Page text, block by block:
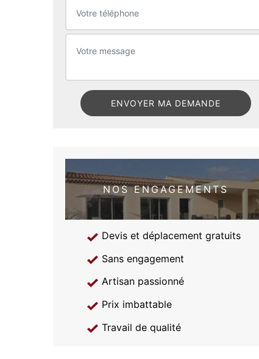
NOS ENGAGEMENTS
Devis et déplacement gratuits
Sans engagement
Artisan passionné
Prix imbattable
Travail de qualité